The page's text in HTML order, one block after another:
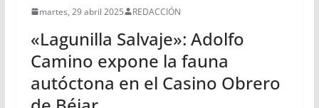
martes, 29 abril 2025 REDACCIÓN
«Lagunilla Salvaje»: Adolfo
Camino expone la fauna
autóctona en el Casino Obrero